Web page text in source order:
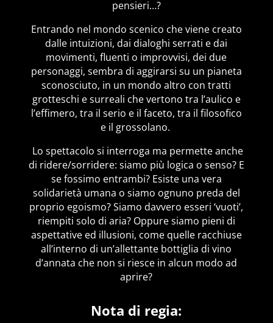
pensieri…?
Entrando nel mondo scenico che viene creato
dalle intuizioni, dai dialoghi serrati e dai
movimenti, fluenti o improvvisi, dei due
personaggi, sembra di aggirarsi su un pianeta
sconosciuto, in un mondo altro con tratti
grotteschi e surreali che vertono tra l’aulico e
l’effimero, tra il serio e il faceto, tra il filosofico
e il grossolano.
Lo spettacolo si interroga ma permette anche
di ridere/sorridere: siamo più logica o senso? E
se fossimo entrambi? Esiste una vera
solidarietà umana o siamo ognuno preda del
proprio egoismo? Siamo davvero esseri ‘vuoti’,
riempiti solo di aria? Oppure siamo pieni di
aspettative ed illusioni, come quelle racchiuse
all’interno di un’allettante bottiglia di vino
d’annata che non si riesce in alcun modo ad
aprire?
Nota di regia: